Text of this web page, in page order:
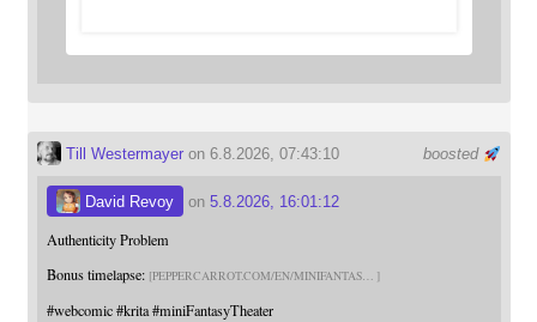
boosted
Till Westermayeron 6.8.2026, 07:43:10
David Revoy on 5.8.2026, 16:01:12
Authenticity Problem
Bonus timelapse: PEPPERCARROT.COM/EN/MINIFANTAS
#webcomic #krita #miniFantasyTheater